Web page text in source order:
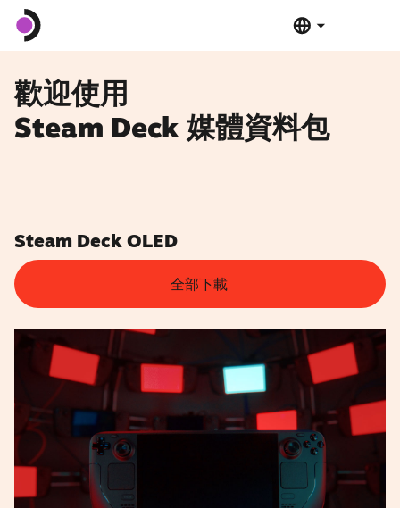
Steam Deck OLED
Steam Deck LCD
軟體
技術規格
歡迎使用
Steam Deck 媒體資料包
Steam Deck OLED
全部下載